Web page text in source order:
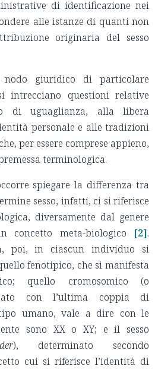
di identificazione nei
alle istanze di quanti non
originaria del sesso
giuridico di particolare
intrecciano questioni relative
di uguaglianza, alla libera
personale e alle tradizioni
per essere comprese appieno,
terminologica.
spiegare la differenza tra
sesso, infatti, ci si riferisce
diversamente dal genere
concetto meta-biologico
[2].
poi, in ciascun individuo si
fenotipico, che si manifesta
quello cromosomico (o
con l’ultima coppia di
umano, vale a dire con le
sono XX o XY; e il sesso
), determinato secondo
cui si riferisce l’identità di